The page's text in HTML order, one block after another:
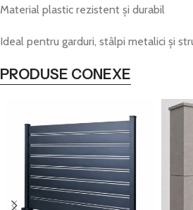
Material plastic rezistent și durabil
Ideal pentru garduri, stâlpi metalici și
PRODUSE CONEXE